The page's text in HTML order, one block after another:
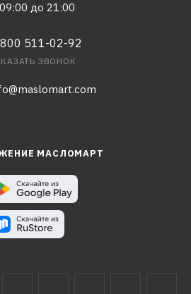
до 21:00
511-02-92
ЗВОНОК
МАСЛОМАРТ